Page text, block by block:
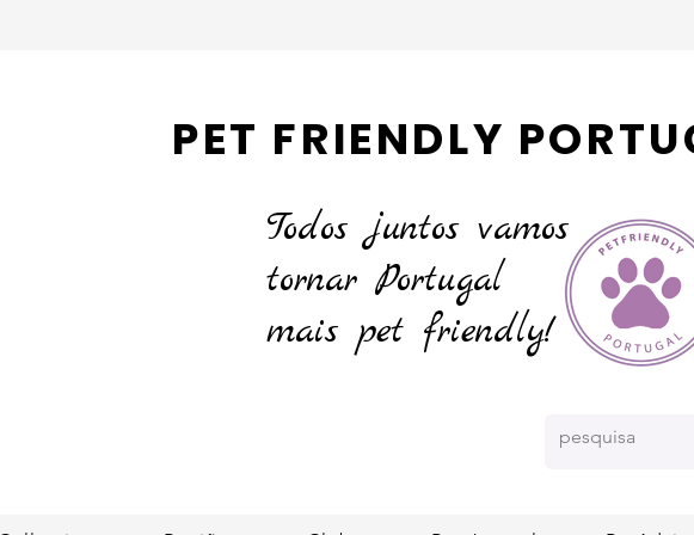
PET FRIENDLY
Todos juntos vamos
tornarPortugal
mais pet friendly!